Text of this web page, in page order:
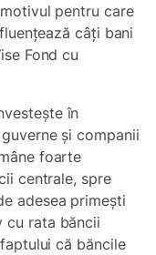
pentru care
câți bani
Fond cu
în
și companii
foarte
centrale, spre
adesea primești
cu rata băncii
că băncile